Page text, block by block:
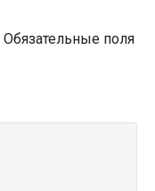
Обязательные поля